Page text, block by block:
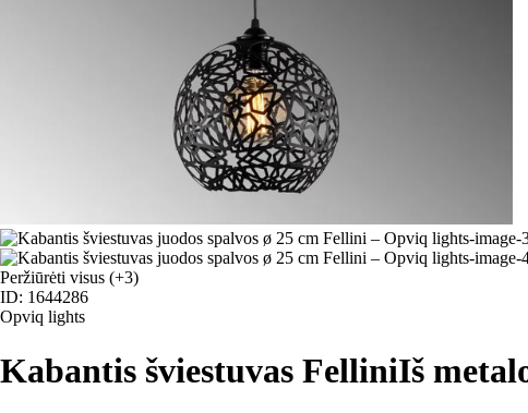
Peržiūrėti visus (+3)
ID: 1644286
Opviq lights
Kabantis šviestuvas FelliniIš